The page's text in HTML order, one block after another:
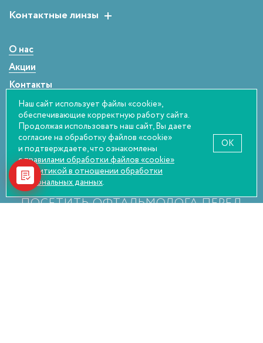
Детские оправы
Контактные линзы
Однодневные
Сферические
О нас
Акции
Контакты
Статьи
Оплата и возврат
Правовая информация
НАСТОЯТЕЛЬНО РЕКОМЕНДУЕМ
ПОСЕТИТЬ ОФТАЛЬМОЛОГА ПЕРЕД
Наш сайт использует файлы «cookie»,
обеспечивающие корректную работу сайта.
Продолжая использовать наш сайт, Вы даете
согласие на обработку файлов «cookie»
и подтверждаете, что ознакомлены
с правилами обработки файлов «cookie»
иполитикой в отношении обработки
персональных данных.
OK